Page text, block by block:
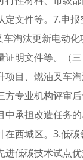
定文件等。7.申
淘汰更新电动
证明文件等。（
项目、燃油叉车
方专业机构评审
中承担改造任务
在西城区。3.低
进低碳技术试点